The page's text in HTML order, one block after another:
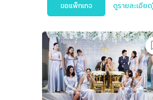
ขอแพ็กเกจ ดูรายละเอียด